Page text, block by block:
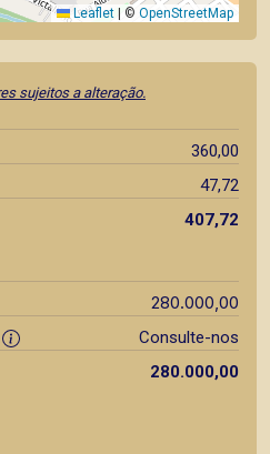
Leaflet © OpenStreetMap
sujeitos a alteração.
360,00
47,72
407,72
280.000,00
Consulte-nos
280.000,00